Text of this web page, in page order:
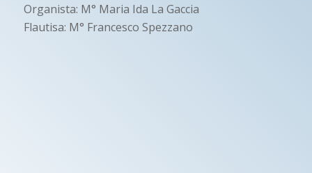
Organista: M° Maria Ida La Gaccia
Flautisa: M° Francesco Spezzano